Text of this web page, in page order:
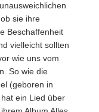
sie ihre
Beschaffenheit
vielleicht sollten
wie uns vom
So wie die
(geboren in
ein Lied über